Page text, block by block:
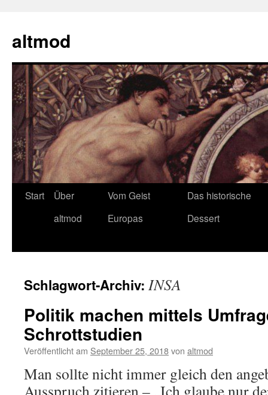
springen
altmod
Start
Über
altmod
Vom Geist
Europas
Das historische
Dessert
Schlagwort-Archiv: INSA
Politik machen mittels
Schrottstudien
Veröffentlicht am September 25, 2018von altmod
Man sollte nicht immer gleich den
Ausspruch zitieren – „Ich glaube nur